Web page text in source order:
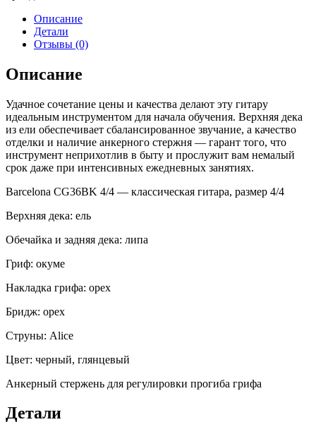
Описание
Детали
Отзывы (0)
Описание
Удачное сочетание цены и качества делают эту гитару
идеальным инструментом для начала обучения. Верхняя дека
из ели обеспечивает сбалансированное звучание, а качество
отделки и наличие анкерного стержня — гарант того, что
инструмент неприхотлив в быту и прослужит вам немалый
срок даже при интенсивных ежедневных занятиях.
Barcelona CG36BK 4/4 — классическая гитара, размер 4/4
Верхняя дека: ель
Обечайка и задняя дека: липа
Гриф: окуме
Накладка грифа: орех
Бридж: орех
Струны: Alice
Цвет: черный, глянцевый
Анкерный стержень для регулировки прогиба грифа
Детали